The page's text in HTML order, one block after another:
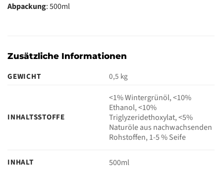
Abpackung: 500ml
Zusätzliche Informationen
GEWICHT 0,5 kg
INHALTSSTOFFE
<1% Wintergrünöl, <10%
Ethanol, <10%
Triglyzeridethoxylat, <5%
Naturöle aus nachwachsenden
Rohstoffen, 1-5 % Seife
INHALT 500ml